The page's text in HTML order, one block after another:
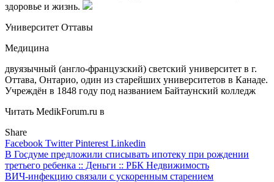
здоровье и жизнь.
Университет Оттавы
Медицина
двуязычный (англо-французский) светский университет в г.
Оттава, Онтарио, один из старейших университетов в Канаде.
Учреждён в 1848 году под названием Байтаунский колледж
Читать MedikForum.ru в
Share
Facebook TwitterPinterest Linkedin
Навигация
по
В Госдуме предложили списывать ипотеку при рождении
третьего ребенка :: Деньги :: РБК Недвижимость
ВИЧ-инфекцию связали с ускоренным старением